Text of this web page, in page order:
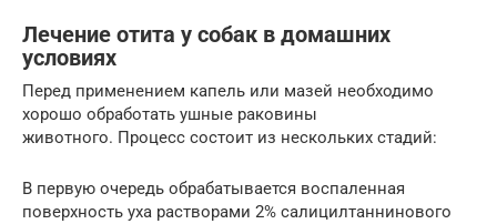
Лечение отита у собак в домашних
условиях
Перед применением капель или мазей необходимо
хорошо обработать ушные раковины
животного. Процесс состоит из нескольких стадий:
В первую очередь обрабатывается воспаленная
поверхность уха растворами 2% салицилтаннинового